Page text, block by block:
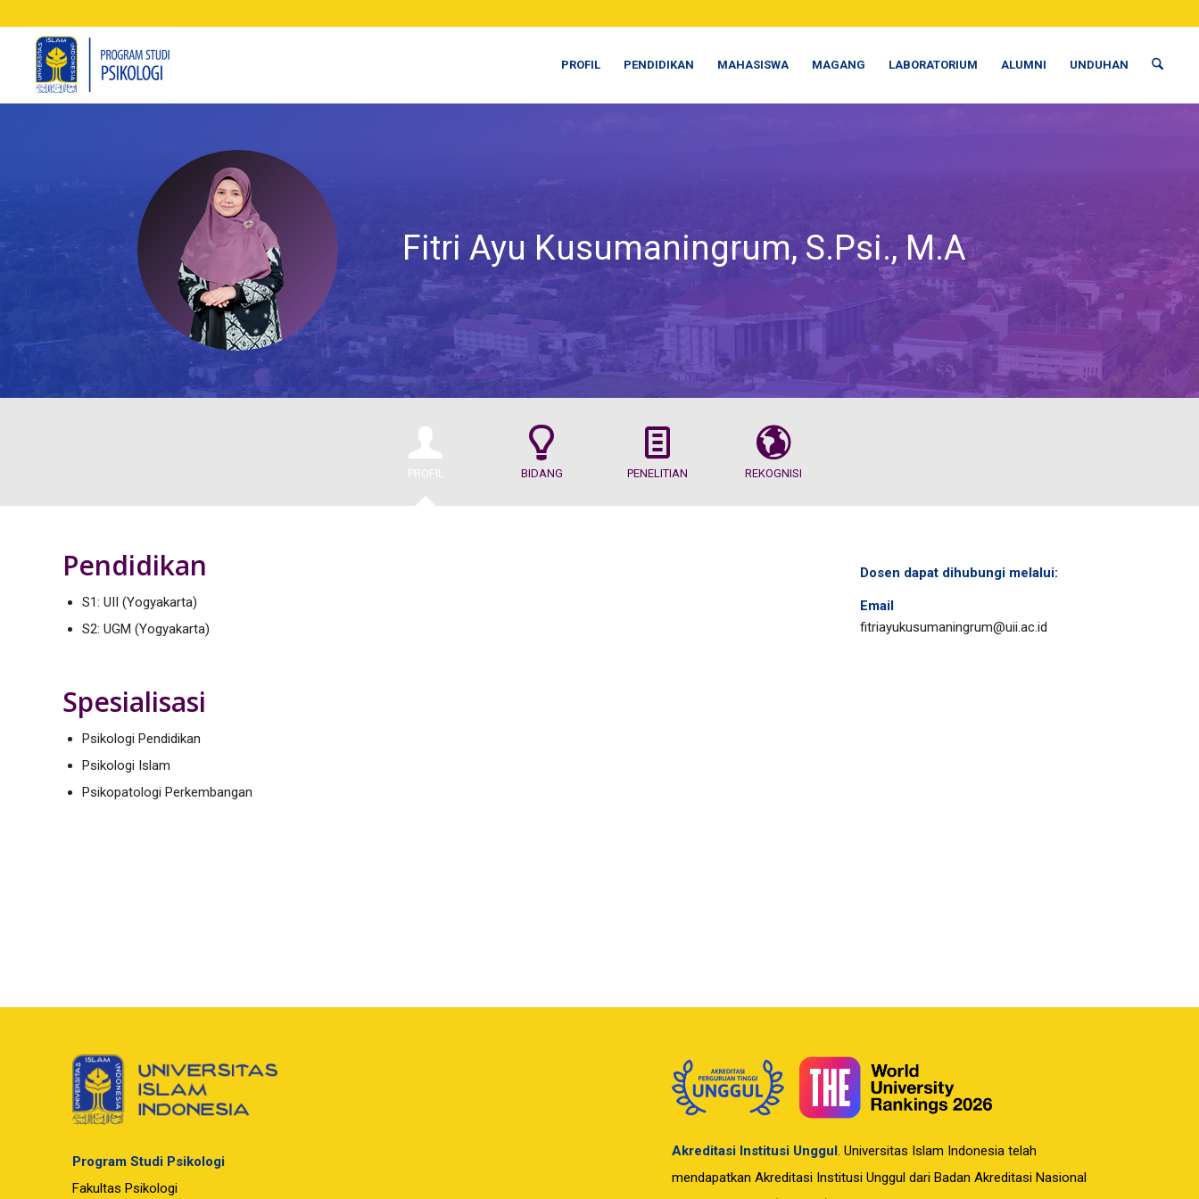
PROFIL PENDIDIKAN MAHASISWA MAGANG LABORATORIUM ALUMNI UNDUHAN
Fitri Ayu Kusumaningrum, S.Psi., M.A
PROFIL BIDANG PENELITIAN REKOGNISI
Pendidikan
S1: UII (Yogyakarta)
S2: UGM (Yogyakarta)
Spesialisasi
Psikologi Pendidikan
Psikologi Islam
Psikopatologi Perkembangan
Dosen dapat dihubungi melalui:
Email
fitriayukusumaningrum@uii.ac.id
Program Studi Psikologi
Fakultas Psikologi
Akreditasi Institusi Unggul . Universitas Islam Indonesia telah
mendapatkan Akreditasi Institusi Unggul dari Badan Akreditasi Nasional